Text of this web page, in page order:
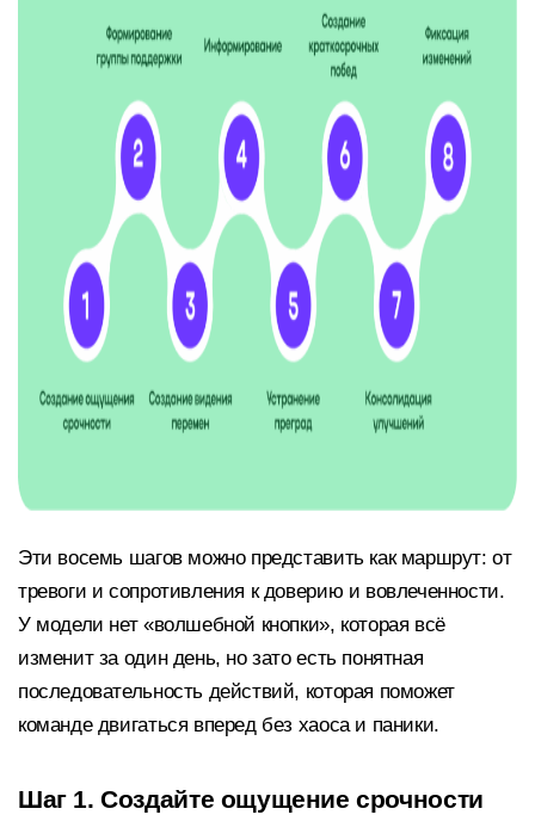
Эти восемь шагов можно представить как маршрут: от
тревоги и сопротивления к доверию и вовлеченности.
У модели нет «волшебной кнопки», которая всё
изменит за один день, но зато есть понятная
последовательность действий, которая поможет
команде двигаться вперед без хаоса и паники.
Шаг 1. Создайте ощущение срочности